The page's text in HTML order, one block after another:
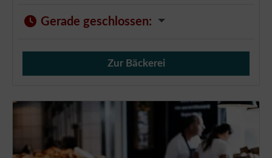
Gerade geschlossen:
Verkauf von Brötchen,
Zur Bäckerei